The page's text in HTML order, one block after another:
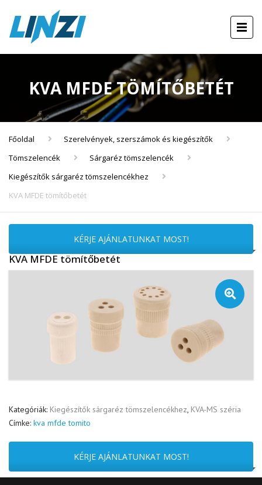
KVA MFDE TÖMÍTŐBETÉT
Főoldal
Szerelvények, szerszámok és kiegészítők
Tömszelencék
Sárgaréz tömszelencék
Kiegészítők sárgaréz tömszelencékhez
KVA MFDE tömítőbetét
KÉRJE AJÁNLATUNKAT MOST!
KVA MFDE tömítőbetét
🔍
Kategóriák: Kiegészítők sárgaréz tömszelencékhez, KVA-MS széria
Címke: kva mfde tomito
KÉRJE AJÁNLATUNKAT MOST!